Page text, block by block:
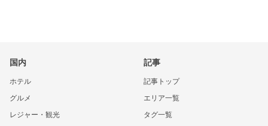
国内
ホテル
グルメ
レジャー・観光
記事
記事トップ
エリア一覧
タグ一覧